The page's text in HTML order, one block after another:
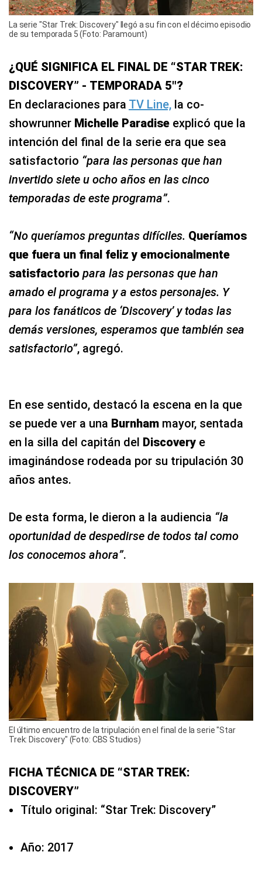
La serie "Star Trek: Discovery" llegó a su fin con el décimo episodio
de su temporada 5 (Foto: Paramount)
¿QUÉ SIGNIFICA EL FINAL DE “STAR TREK:
DISCOVERY” - TEMPORADA 5″?
En declaraciones para TV Line, la co-
showrunner Michelle Paradise explicó que la
intención del final de la serie era que sea
satisfactorio “para las personas que han
invertido siete u ocho años en las cinco
temporadas de este programa”.
“No queríamos preguntas difíciles. Queríamos
que fuera un final feliz y emocionalmente
satisfactorio para las personas que han
amado el programa y a estos personajes. Y
para los fanáticos de ‘Discovery’ y todas las
demás versiones, esperamos que también sea
satisfactorio”, agregó.
En ese sentido, destacó la escena en la que
se puede ver a una Burnham mayor, sentada
en la silla del capitán del Discovery e
imaginándose rodeada por su tripulación 30
años antes.
De esta forma, le dieron a la audiencia “la
oportunidad de despedirse de todos tal como
los conocemos ahora”.
El último encuentro de la tripulación en el final de la serie "Star
Trek: Discovery" (Foto: CBS Studios)
FICHA TÉCNICA DE “STAR TREK:
DISCOVERY”
Título original: “Star Trek: Discovery”
Año: 2017